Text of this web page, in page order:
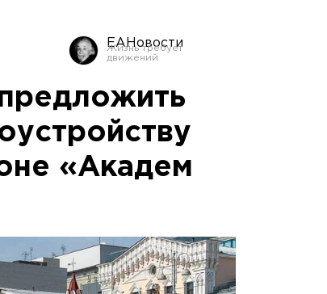
ЕАНовости
«Академ